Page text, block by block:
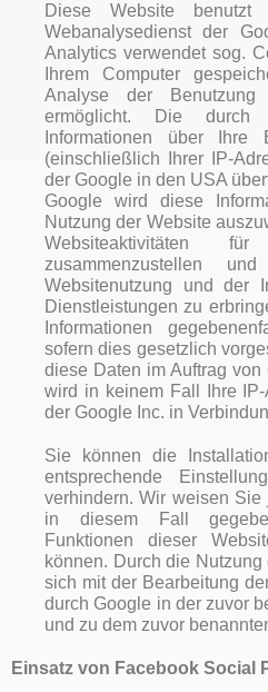
Diese Website benutzt
Webanalysedienst der
Analytics verwendet sog.
Ihrem Computer
Analyse der
ermöglicht. Die durch
Informationen über Ihre
(einschließlich Ihrer IP-
der Google in den USA
Google wird diese
Nutzung der Website
Websiteaktivitäten
zusammenzustellen
Websitenutzung und der
Dienstleistungen zu
Informationen
sofern dies gesetzlich
diese Daten im Auftrag
wird in keinem Fall Ihre
der Google Inc. in
Sie können die
entsprechende
verhindern. Wir weisen
in diesem Fall
Funktionen dieser
können. Durch die
sich mit der Bearbeitung
durch Google in der zuvor
und zu dem zuvor
Einsatz von Facebook Social